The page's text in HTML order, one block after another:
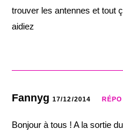
trouver les antennes et tout
aidiez
Fannyg 17/12/2014
Bonjour à tous ! A la sortie